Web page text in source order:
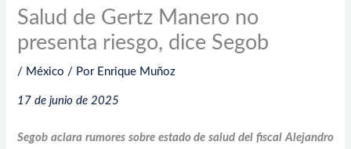
Salud de Gertz Manero no
presenta riesgo, dice Segob
/ México / Por Enrique Muñoz
17 de junio de 2025
Segob aclara rumores sobre estado de salud del fiscal Alejandro